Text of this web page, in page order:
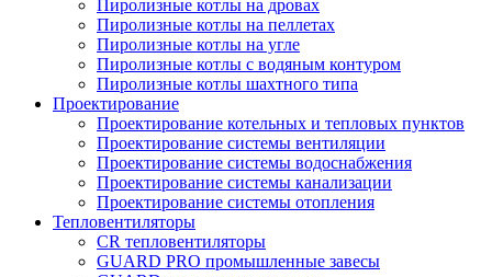
Пиролизные котлы на дровах
Пиролизные котлы на пеллетах
Пиролизные котлы на угле
Пиролизные котлы с водяным контуром
Пиролизные котлы шахтного типа
Проектирование
Проектирование котельных и тепловых пунктов
Проектирование системы вентиляции
Проектирование системы водоснабжения
Проектирование системы канализации
Проектирование системы отопления
Тепловентиляторы
CR тепловентиляторы
GUARD PRO промышленные завесы